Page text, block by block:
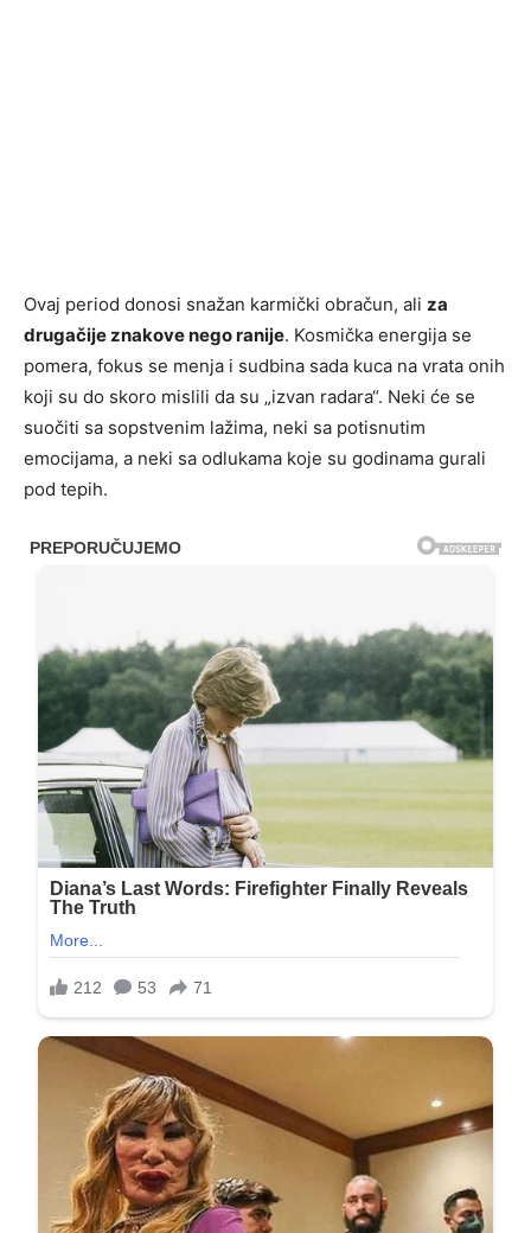
Ovaj period donosi snažan karmički obračun, ali za
drugačije znakove nego ranije. Kosmička energija se
pomera, fokus se menja i sudbina sada kuca na vrata onih
koji su do skoro mislili da su „izvan radara“. Neki će se
suočiti sa sopstvenim lažima, neki sa potisnutim
emocijama, a neki sa odlukama koje su godinama gurali
pod tepih.